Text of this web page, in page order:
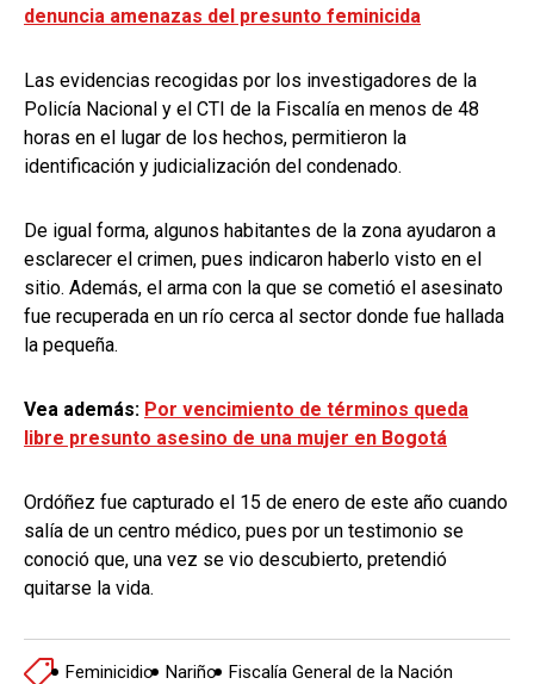
denuncia amenazas del presunto feminicida
Las evidencias recogidas por los investigadores de la
Policía Nacional y el CTI de la Fiscalía en menos de 48
horas en el lugar de los hechos, permitieron la
identificación y judicialización del condenado.
De igual forma, algunos habitantes de la zona ayudaron a
esclarecer el crimen, pues indicaron haberlo visto en el
sitio. Además, el arma con la que se cometió el asesinato
fue recuperada en un río cerca al sector donde fue hallada
la pequeña.
Vea además: Por vencimiento de términos queda
libre presunto asesino de una mujer en Bogotá
Ordóñez fue capturado el 15 de enero de este año cuando
salía de un centro médico, pues por un testimonio se
conoció que, una vez se vio descubierto, pretendió
quitarse la vida.
Feminicidio Nariño Fiscalía General de la Nación